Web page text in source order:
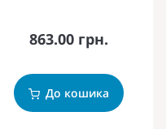
863.00 грн.
До кошика